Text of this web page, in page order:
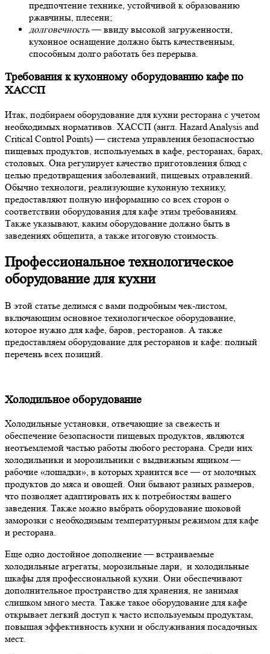
предпочтение технике, устойчивой к образованию
ржавчины, плесени;
долговечность— ввиду высокой загруженности,
кухонное оснащение должно быть качественным,
способным долго работать без перерыва.
Требования к кухонному оборудованию кафе по
ХАССП
Итак, подбираем оборудование для кухни ресторана с учетом
необходимых нормативов. ХАССП (англ. Hazard Analysis and
Critical Control Points) — система управления безопасностью
пищевых продуктов, используемых в кафе, ресторанах, барах,
столовых. Она регулирует качество приготовления блюд с
целью предотвращения заболеваний, пищевых отравлений.
Обычно технологи, реализующие кухонную технику,
предоставляют полную информацию со всех сторон о
соответствии оборудования для кафе этим требованиям.
Также указывают, каким оборудование должно быть в
заведениях общепита, а также итоговую стоимость.
Профессиональное технологическое
оборудование для кухни
В этой статье делимся с вами подробным чек-листом,
включающим основное технологическое оборудование,
которое нужно для кафе, баров, ресторанов. А также
предоставляем оборудование для ресторанов и кафе: полный
перечень всех позиций.
Холодильное оборудование
Холодильные установки, отвечающие за свежесть и
обеспечение безопасности пищевых продуктов, являются
неотъемлемой частью работы любого ресторана. Среди них
холодильники и морозильники с выдвижным ящиком —
рабочие «лошадки», в которых хранится все — от молочных
продуктов до мяса и овощей. Они бывают разных размеров,
что позволяет адаптировать их к потребностям вашего
заведения. Также можно выбрать оборудование шоковой
заморозки с необходимым температурным режимом для кафе
и ресторана.
Еще одно достойное дополнение — встраиваемые
холодильные агрегаты, морозильные лари, и холодильные
шкафы для профессиональной кухни. Они обеспечивают
дополнительное пространство для хранения, не занимая
слишком много места. Также такое оборудование для кафе
открывает легкий доступ к часто используемым продуктам,
повышая эффективность кухни и обслуживания посадочных
мест.